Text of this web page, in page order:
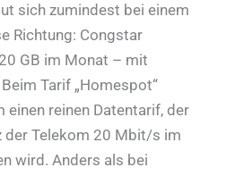
sich zumindest bei einem
Richtung: Congstar
GB im Monat – mit
Tarif „Homespot“
einen reinen Datentarif, der
der Telekom 20 Mbit/s im
wird. Anders als bei